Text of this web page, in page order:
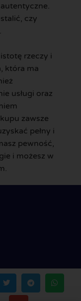
czy
istotę rzeczy i
która ma
usługi oraz
zawsze
pełny i
pewność,
i możesz w